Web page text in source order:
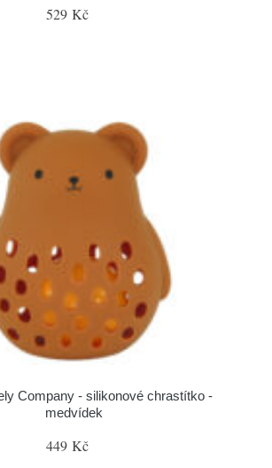
529 Kč
Company - silikonové chrastítko -
medvídek
449 Kč